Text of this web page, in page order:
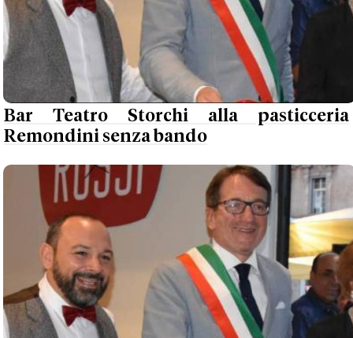
Bar Teatro Storchi alla pasticceria
Remondini senza bando